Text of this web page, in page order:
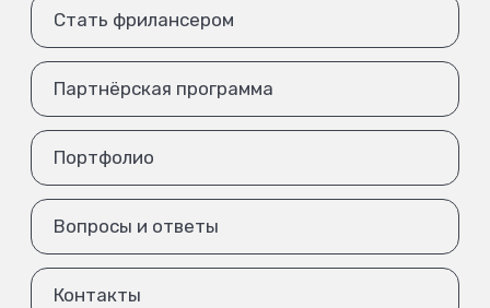
Стать фрилансером
Партнёрская программа
Портфолио
Вопросы и ответы
Контакты